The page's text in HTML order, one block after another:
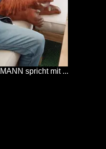
spricht mit ...